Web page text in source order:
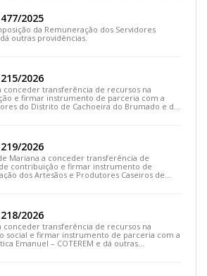
2025
da Remuneração dos Servidores
outras providências.
2026
conceder transferência de recursos na
e firmar instrumento de parceria com a
do Distrito de Cachoeira do Brumado e dá
2026
Mariana a conceder transferência de
contribuição e firmar instrumento de
dos Artesãos e Produtores Caseiros de
2026
conceder transferência de recursos na
social e firmar instrumento de parceria com a
Emanuel – COTEREM e dá outras